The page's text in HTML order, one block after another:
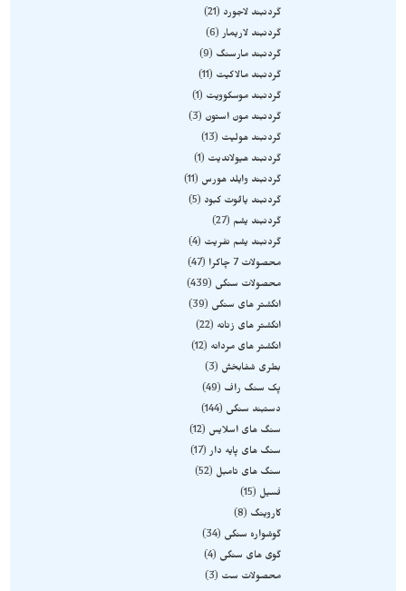
گردنبند لاجورد
21
گردنبند لاریمار
6
گردنبند مارسنگ
9
گردنبند مالاکیت
11
گردنبند موسکوویت
1
گردنبند مون استون
3
گردنبند هولیت
13
گردنبند هیولاندیت
1
گردنبند وایلد هورس
11
گردنبند یاقوت کبود
5
گردنبند یشم
27
گردنبند یشم نفریت
4
محصولات 7 چاکرا
47
محصولات سنگی
439
انگشتر های سنگی
39
انگشتر های زنانه
22
انگشتر های مردانه
12
بطری شفابخش
3
پک سنگ راف
49
دستبند سنگی
144
سنگ های اسلایس
12
سنگ های پایه دار
17
سنگ های تامبل
52
فسیل
15
کاروینگ
8
گوشواره سنگی
34
گوی های سنگی
4
محصولات ست
3